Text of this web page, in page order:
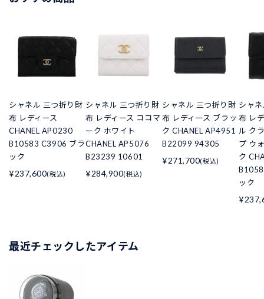
シャネル 三つ折り財
布 レディース
CHANEL AP0230
B10583 C3906 ブラ
ック
¥237,600(税込)
シャネル 三つ折り財
布 レディース ココマ
ーク ホワイト
CHANEL AP5076
B23239 10601
¥284,900(税込)
シャネル 三つ折り財
布 レディース ブラッ
ク CHANEL AP4951
B22099 94305
¥271,700(税込)
シャ
布 レ
ル ク
プ ウ
ク
ック
最近チェックしたアイテム